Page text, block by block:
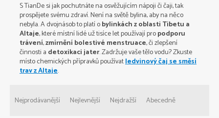
S TianDe si jak pochutnáte na osvěžujícím nápoji či čaji, tak
prospějete svému zdraví. Není na světě bylina, aby na něco
nebyla. A dvojnásob to platí obylinkách z oblasti Tibetu a
Altaje, které místní lidé už tisíce let používají propodporu
trávení,zmírnění bolestivé menstruace, či zlepšení
činnosti a detoxikaci jater. Zadržuje vaše tělo vodu? Zkuste
místo chemických přípravků používatledvinový čaj se směsí
trav z Altaje.
Nejprodávanější Nejlevnější Nejdražší Abecedně